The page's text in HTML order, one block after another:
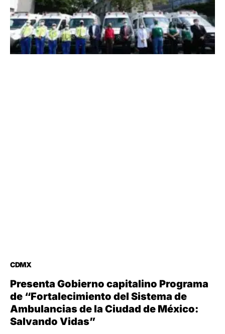
CDMX
Presenta Gobierno capitalino Programa
de “Fortalecimiento del Sistema de
Ambulancias de la Ciudad de México:
Salvando Vidas”